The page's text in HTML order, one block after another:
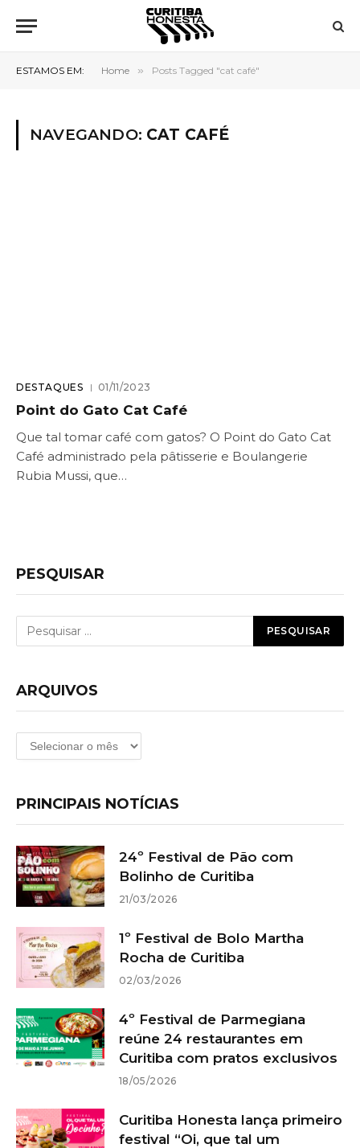
ESTAMOS EM: Home » Posts Tagged "cat café"
NAVEGANDO: CAT CAFÉ
DESTAQUES 01/11/2023
Point do Gato Cat Café
Que tal tomar café com gatos? O Point do Gato Cat
Café administrado pela pâtisserie e Boulangerie
Rubia Mussi, que…
PESQUISAR
ARQUIVOS
Arquivos
PRINCIPAIS NOTÍCIAS
24º Festival de Pão com
Bolinho de Curitiba
21/03/2026
1º Festival de Bolo Martha
Rocha de Curitiba
02/03/2026
4º Festival de Parmegiana
reúne 24 restaurantes em
Curitiba com pratos exclusivos
18/05/2026
Curitiba Honesta lança primeiro
festival “Oi, que tal um